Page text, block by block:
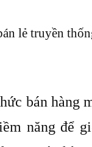
lẻ truyền
bán hàng
năng để